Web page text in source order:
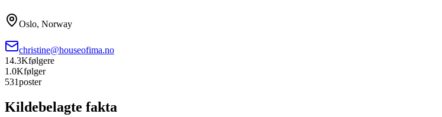
Oslo, Norway
christine@houseofima.no
14.3Kfølgere
1.0Kfølger
531poster
Kildebelagte fakta